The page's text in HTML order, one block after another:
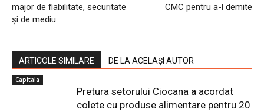
major de fiabilitate, securitate
și de mediu
CMC pentru a-l demite
ARTICOLE SIMILARE DE LA ACELAȘI AUTOR
Capitala
Pretura setorului Ciocana a acordat
colete cu produse alimentare pentru 20